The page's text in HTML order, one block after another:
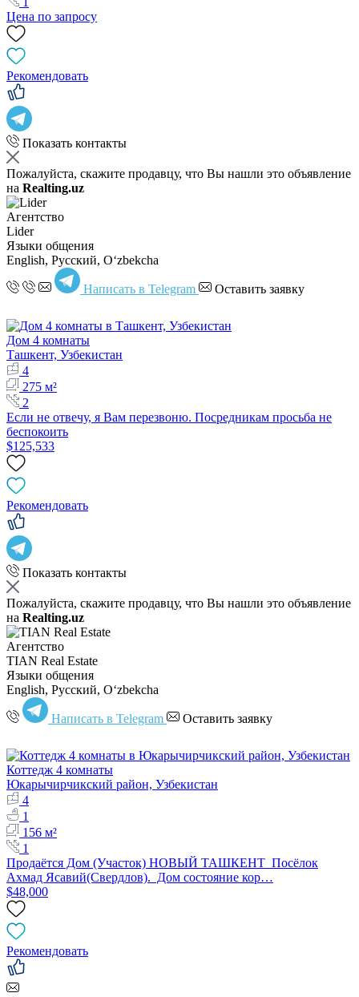
Цена по запросу
Рекомендовать
Показать контакты
Пожалуйста, скажите продавцу, что Вы нашли это объявление
на Realting.uz
Агентство
Lider
Языки общения
English, Русский, Oʻzbekcha
Написать в Telegram Оставить заявку
Дом 4 комнаты
Ташкент, Узбекистан
4
275 м²
2
Если не отвечу, я Вам перезвоню. Посредникам просьба не
беспокоить
$125,533
Рекомендовать
Показать контакты
Пожалуйста, скажите продавцу, что Вы нашли это объявление
на Realting.uz
Агентство
TIAN Real Estate
Языки общения
English, Русский, Oʻzbekcha
Написать в Telegram Оставить заявку
Коттедж 4 комнаты
Юкарычирчикский район, Узбекистан
4
1
156 м²
1
Продаётся Дом (Участок) НОВЫЙ ТАШКЕНТ Посёлок
Ахмад Ясавий(Свердлов). Дом состояние кор…
$48,000
Рекомендовать